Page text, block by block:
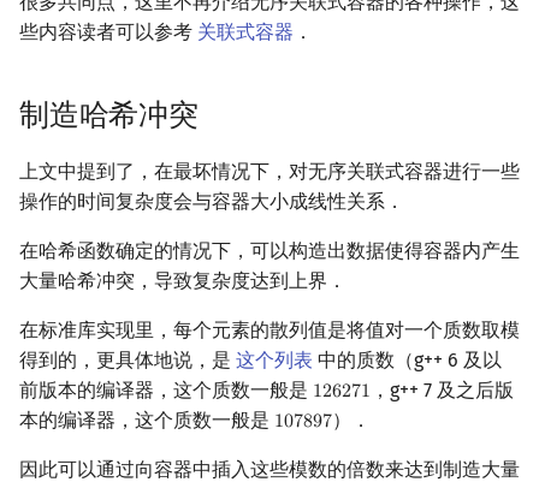
DP 优化
其它 DP 方法
后缀树
Manacher
回文树
序列自动机
最小表示法
Lyndon 分解
Main–Lorentz 算法
二次剩余
阶 & 原根
离散对数
高次剩余 & 单位根
数论分块
狄利克雷卷积
线性规划
抽象代数
概率论
博弈论
数值算法
序理论
杨氏矩阵
拟阵
二叉搜索树 & 平衡树
跳表
可持久化数据结构
树套树
K-D Tree
动态树
析合树
PQ 树
最小环
2-SAT
欧拉图
哈密顿图
二分图
平面图
弦图
图的着色
Garsia–Wachs 算法
15-puzzle
Kahan 求和
珂朵莉树/颜色段均摊
空间优化简介
些内容读者可以参考 关联式容器 ．
制造哈希冲突
上文中提到了，在最坏情况下，对无序关联式容器进行一些
操作的时间复杂度会与容器大小成线性关系．
在哈希函数确定的情况下，可以构造出数据使得容器内产生
大量哈希冲突，导致复杂度达到上界．
在标准库实现里，每个元素的散列值是将值对一个质数取模
得到的，更具体地说，是 这个列表 中的质数（g++ 6 及以
前版本的编译器，这个质数一般是 126271
126271 ，g++ 7 及之后版
本的编译器，这个质数一般是 107897
107897）．
因此可以通过向容器中插入这些模数的倍数来达到制造大量